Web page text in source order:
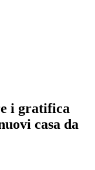
i gratifica
casa da